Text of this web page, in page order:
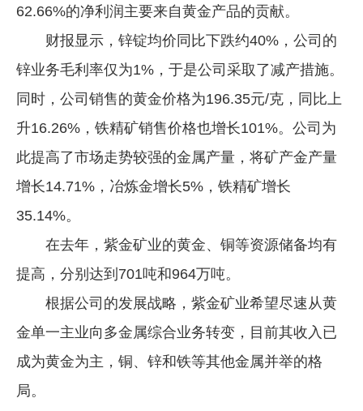
62.66%的净利润主要来自黄金产品的贡献。
财报显示，锌锭均价同比下跌约40%，公司的
锌业务毛利率仅为1%，于是公司采取了减产措施。
同时，公司销售的黄金价格为196.35元/克，同比上
升16.26%，铁精矿销售价格也增长101%。公司为
此提高了市场走势较强的金属产量，将矿产金产量
增长14.71%，冶炼金增长5%，铁精矿增长
35.14%。
在去年，紫金矿业的黄金、铜等资源储备均有
提高，分别达到701吨和964万吨。
根据公司的发展战略，紫金矿业希望尽速从黄
金单一主业向多金属综合业务转变，目前其收入已
成为黄金为主，铜、锌和铁等其他金属并举的格
局。